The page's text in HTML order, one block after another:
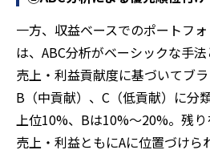
一方、収益ベースでのポートフ
は、ABC分析がベーシックな手法
売上・利益貢献度に基づいてブラ
B（中貢献）、C（低貢献）に分
上位10%、Bは10%～20%。残り
売上・利益ともにAに位置づけら